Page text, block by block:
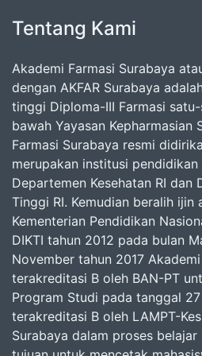
Tentang Kami
Akademi Farmasi Surabaya
dengan AKFAR Surabaya
tinggi Diploma-III Farmasi
bawah Yayasan Kepharmasian
Farmasi Surabaya resmi
merupakan institusi
Departemen Kesehatan RI dan
Tinggi RI. Kemudian beralih ijin
Kementerian Pendidikan
DIKTI tahun 2012 pada bulan
November tahun 2017
terakreditasi B oleh BAN-PT
Program Studi pada tanggal
terakreditasi B oleh LAMPT-
Surabaya dalam proses